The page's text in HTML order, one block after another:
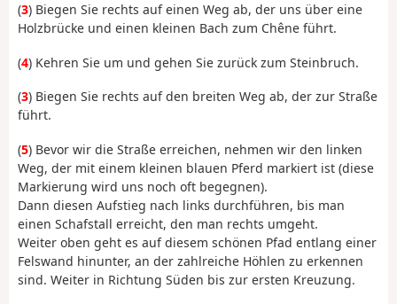
(3) Biegen Sie rechts auf einen Weg ab, der uns über eine
Holzbrücke und einen kleinen Bach zum Chêne führt.
(4) Kehren Sie um und gehen Sie zurück zum Steinbruch.
(3) Biegen Sie rechts auf den breiten Weg ab, der zur Straße
führt.
(5) Bevor wir die Straße erreichen, nehmen wir den linken
Weg, der mit einem kleinen blauen Pferd markiert ist (diese
Markierung wird uns noch oft begegnen).
Dann diesen Aufstieg nach links durchführen, bis man
einen Schafstall erreicht, den man rechts umgeht.
Weiter oben geht es auf diesem schönen Pfad entlang einer
Felswand hinunter, an der zahlreiche Höhlen zu erkennen
sind. Weiter in Richtung Süden bis zur ersten Kreuzung.